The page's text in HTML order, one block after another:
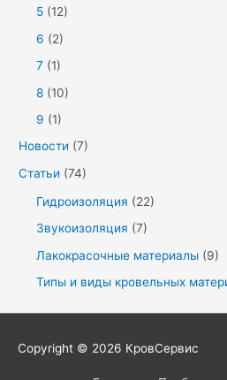
5 (12)
6 (2)
7 (1)
8 (10)
9 (1)
Новости (7)
Статьи (74)
Гидроизоляция (22)
Звукоизоляция (7)
Лакокрасочные материалы (9)
Типы и виды кровельных
Copyright © 2026 КровСервис